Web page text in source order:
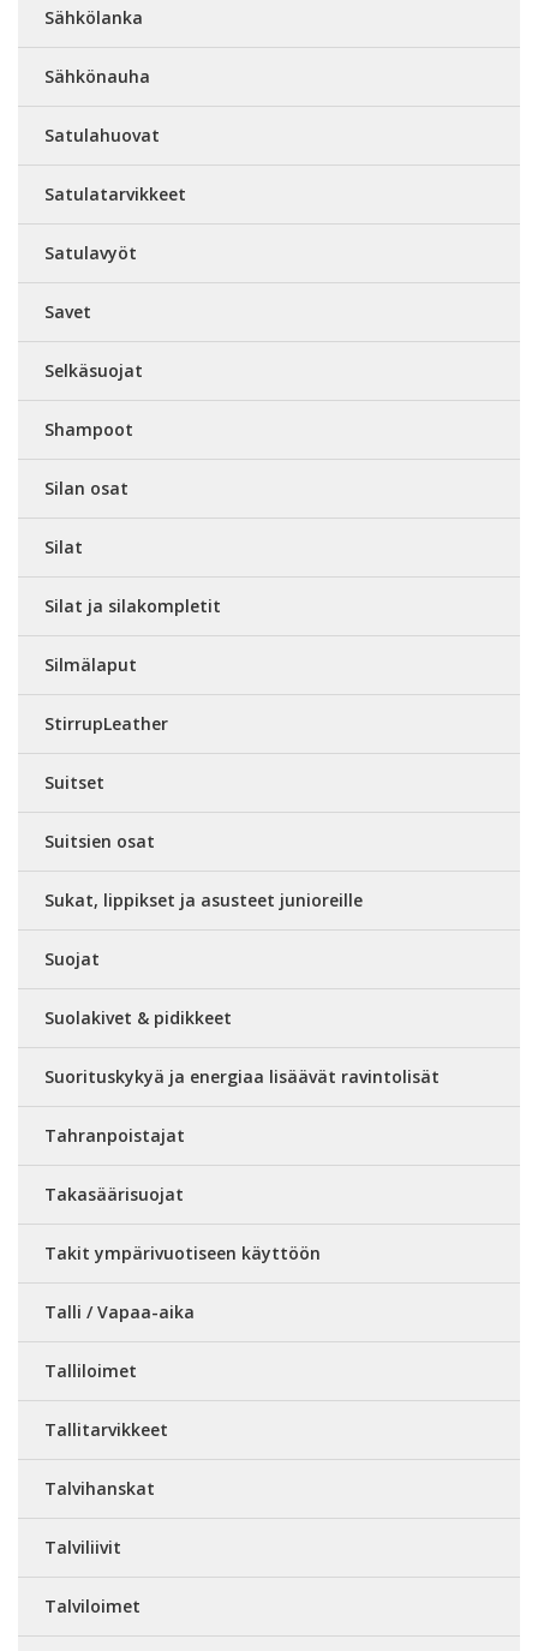
Sähkölanka
Sähkönauha
Satulahuovat
Satulatarvikkeet
Satulavyöt
Savet
Selkäsuojat
Shampoot
Silan osat
Silat
Silat ja silakompletit
Silmälaput
StirrupLeather
Suitset
Suitsien osat
Sukat, lippikset ja asusteet junioreille
Suojat
Suolakivet & pidikkeet
Suorituskykyä ja energiaa lisäävät ravintolisät
Tahranpoistajat
Takasäärisuojat
Takit ympärivuotiseen käyttöön
Talli / Vapaa-aika
Talliloimet
Tallitarvikkeet
Talvihanskat
Talviliivit
Talviloimet